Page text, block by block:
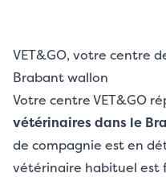
VET&GO, votre centre
Brabant wallon
Votre centre VET&GO
vétérinaires dans le
de compagnie est en
vétérinaire habituel est